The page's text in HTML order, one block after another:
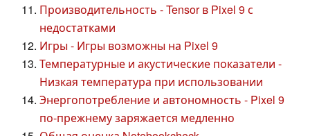
Производительность - Tensor в Pixel 9 с
недостатками
Игры - Игры возможны на Pixel 9
Температурные и акустические показатели -
Низкая температура при использовании
Энергопотребление и автономность - Pixel 9
по-прежнему заряжается медленно